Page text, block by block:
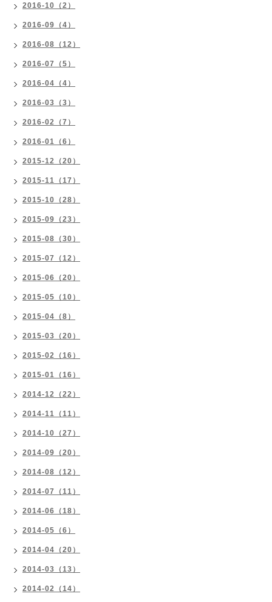
2016-10（2）
2016-09（4）
2016-08（12）
2016-07（5）
2016-04（4）
2016-03（3）
2016-02（7）
2016-01（6）
2015-12（20）
2015-11（17）
2015-10（28）
2015-09（23）
2015-08（30）
2015-07（12）
2015-06（20）
2015-05（10）
2015-04（8）
2015-03（20）
2015-02（16）
2015-01（16）
2014-12（22）
2014-11（11）
2014-10（27）
2014-09（20）
2014-08（12）
2014-07（11）
2014-06（18）
2014-05（6）
2014-04（20）
2014-03（13）
2014-02（14）